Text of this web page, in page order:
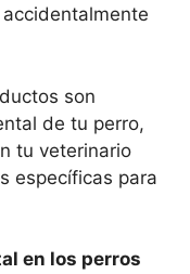
son
de tu perro,
tu veterinario
específicas para
en los perros